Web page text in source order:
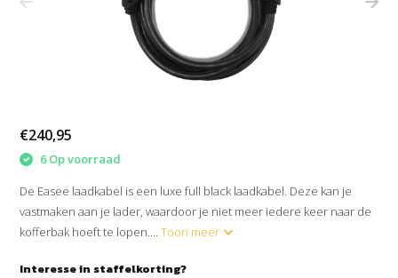
€240,95
6 Op voorraad
De Easee laadkabel is een luxe full black laadkabel. Deze kan je
vastmaken aan je lader, waardoor je niet meer iedere keer naar de
kofferbak hoeft te lopen....Toon meer
Interesse in staffelkorting?